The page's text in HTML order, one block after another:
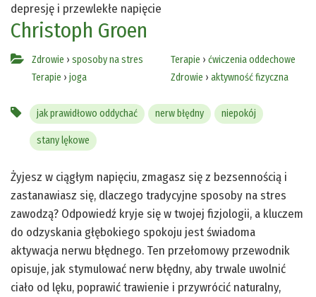
depresję i przewlekłe napięcie
Christoph Groen
Zdrowie › sposoby na stres
Terapie › joga
Terapie › ćwiczenia oddechowe
Zdrowie › aktywność fizyczna
jak prawidłowo oddychać nerw błędny niepokój
stany lękowe
Żyjesz w ciągłym napięciu, zmagasz się z bezsennością i
zastanawiasz się, dlaczego tradycyjne sposoby na stres
zawodzą? Odpowiedź kryje się w twojej fizjologii, a kluczem
do odzyskania głębokiego spokoju jest świadoma
aktywacja nerwu błędnego. Ten przełomowy przewodnik
opisuje, jak stymulować nerw błędny, aby trwale uwolnić
ciało od lęku, poprawić trawienie i przywrócić naturalny,